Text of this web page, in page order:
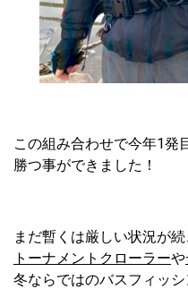
この組み合わせで今年1発
勝つ事ができました！
まだ暫くは厳しい状況が
トーナメントクローラーや
冬ならではのバスフィッ